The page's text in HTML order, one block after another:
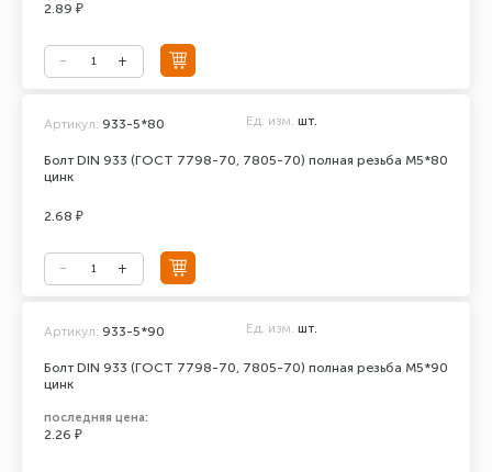
2.89 ₽
Болт DIN 933 (ГОСТ 7798-70, 7805-70) полная резьба М5*80
цинк
Артикул: 933-5*80 Ед. изм. шт.
2.68 ₽
Болт DIN 933 (ГОСТ 7798-70, 7805-70) полная резьба М5*90
цинк
Артикул: 933-5*90 Ед. изм. шт.
последняя цена:
2.26 ₽